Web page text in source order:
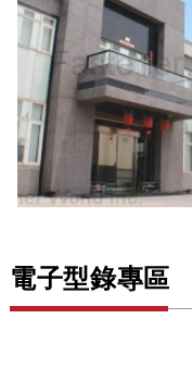
電子型錄專區